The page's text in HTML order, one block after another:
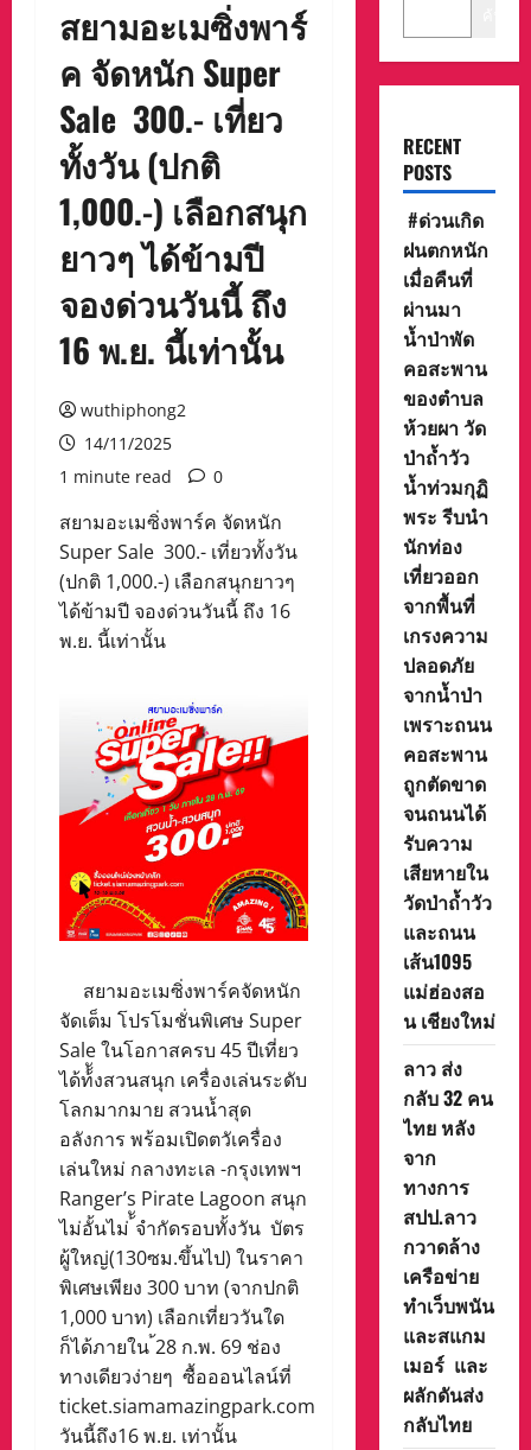
สยามอะเมซิ่งพาร์
ค จัดหนัก Super
Sale 300.- เที่ยว
ทั้งวัน (ปกติ
1,000.-) เลือกสนุก
ยาวๆ ได้ข้ามปี
จองด่วนวันนี้ ถึง
16 พ.ย. นี้เท่านั้น
wuthiphong2
14/11/2025
1 minute read
0
สยามอะเมซิ่งพาร์ค จัดหนัก
Super Sale 300.- เที่ยวทั้งวัน
(ปกติ 1,000.-) เลือกสนุกยาวๆ
ได้ข้ามปี จองด่วนวันนี้ ถึง 16
พ.ย. นี้เท่านั้น
สยามอะเมซิ่งพาร์คจัดหนัก
จัดเต็ม โปรโมชั่นพิเศษ Super
Sale ในโอกาสครบ 45 ปีเที่ยว
ได้ท้้ังสวนสนุก เครื่องเล่นระดับ
โลกมากมาย สวนน้ำสุด
อลังการ พร้อมเปิดตวัเครื่อง
เล่นใหม่ กลางทะเล -กรุงเทพฯ
Ranger’s Pirate Lagoon สนุก
ไม่อั้นไม่ ้ัจำกัดรอบทั้งวัน บัตร
ผู้ใหญ่(130ซม.ขึ้นไป) ในราคา
พิเศษเพียง 300 บาท (จากปกติ
1,000 บาท) เลือกเที่ยววันใด
ก็ได้ภายใน ้28 ก.พ. 69 ช่อง
ทางเดียวง่ายๆ ซื้อออนไลน์ที่
ticket.siamamazingpark.com
วันนี้ถึง16 พ.ย. เท่านั้น
RECENT
POSTS
#ด่วนเกิด
ฝนตกหนัก
เมื่อคืนที่
ผ่านมา
น้ำป่าพัด
คอสะพาน
ของตำบล
ห้วยผา วัด
ป่าถ้ำวัว
น้ำท่วมกุฏิ
พระ รีบนำ
นักท่อง
เที่ยวออก
จากพื้นที่
เกรงความ
ปลอดภัย
จากน้ำป่า
เพราะถนน
คอสะพาน
ถูกตัดขาด
จนถนนได้
รับความ
เสียหายใน
วัดป่าถ้ำวัว
และถนน
เส้น1095
แม่ฮ่องสอ
น เชียงใหม่
ลาว ส่ง
กลับ 32 คน
ไทย หลัง
จาก
ทางการ
สปป.ลาว
กวาดล้าง
เครือข่าย
ทำเว็บพนัน
และสแกม
เมอร์ และ
ผลักดันส่ง
กลับไทย